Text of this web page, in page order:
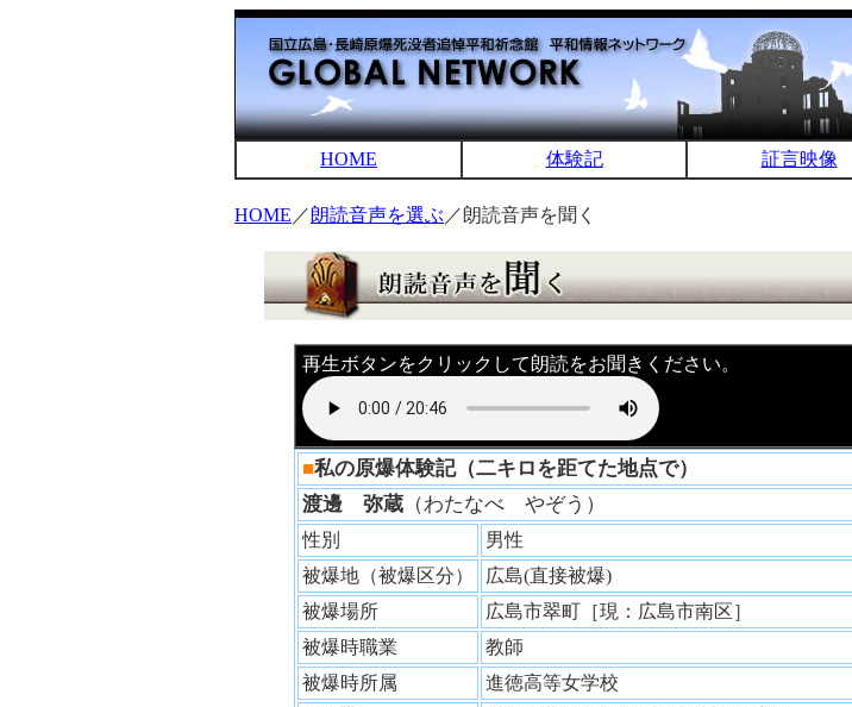
HOME 体験記 証言映像
HOME ／朗読音声を選ぶ ／朗読音声を聞く
再生ボタンをクリックして朗読をお聞きください。
■私の原爆体験記（二キロを距てた地点で）
渡邊 弥蔵 （わたなべ やぞう）
性別 男性
被爆地（被爆区分）
広島(直接被爆)
被爆場所
広島市翠町［現：広島市南区］
被爆時職業
教師
被爆時所属
進徳高等女学校